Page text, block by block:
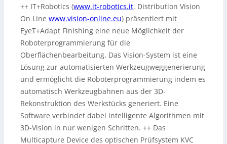
++ IT+Robotics (www.it-robotics.it, Distribution Vision
On Line www.vision-online.eu) präsentiert mit
EyeT+Adapt Finishing eine neue Möglichkeit der
Roboterprogrammierung für die
Oberflächenbearbeitung. Das Vision-System ist eine
Lösung zur automatisierten Werkzeugweggenerierung
und ermöglicht die Roboterprogrammierung indem es
automatisch Werkzeugbahnen aus der 3D-
Rekonstruktion des Werkstücks generiert. Eine
Software verbindet dabei intelligente Algorithmen mit
3D-Vision in nur wenigen Schritten. ++ Das
Multicapture Device des optischen Prüfsystem KVC